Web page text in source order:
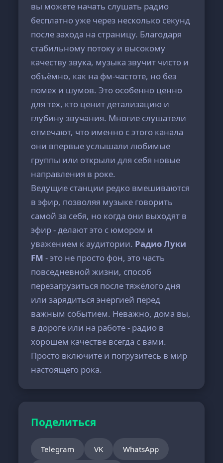
вы можете начать слушать радио
бесплатно уже через несколько секунд
после захода на страницу. Благодаря
стабильному потоку и высокому
качеству звука, музыка звучит чисто и
объёмно, как на фм-частоте, но без
помех и шумов. Это особенно ценно
для тех, кто ценит детализацию и
глубину звучания. Многие слушатели
отмечают, что именно с этого канала
они впервые услышали любимые
группы или открыли для себя новые
направления в роке.
Ведущие станции редко вмешиваются
в эфир, позволяя музыке говорить
самой за себя, но когда они выходят в
эфир - делают это с юмором и
уважением к аудитории. Радио Луки
FM - это не просто фон, это часть
повседневной жизни, способ
перезагрузиться после тяжёлого дня
или зарядиться энергией перед
важным событием. Неважно, дома вы,
в дороге или на работе - радио в
хорошем качестве всегда с вами.
Просто включите и погрузитесь в мир
настоящего рока.
Поделиться
Telegram VK WhatsApp